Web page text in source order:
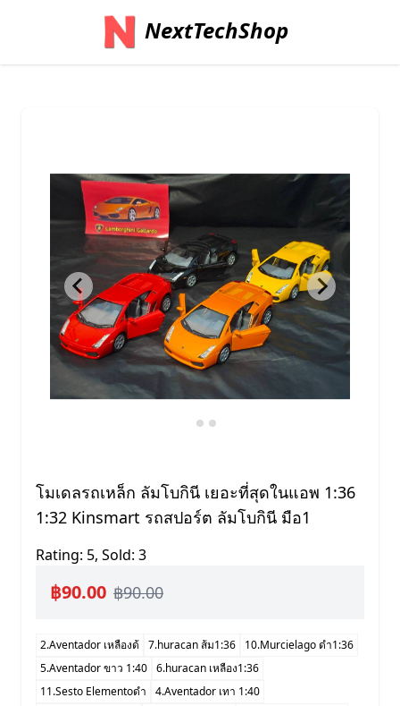
NextTechShop
โมเดลรถเหล็ก ลัมโบกินี เยอะที่สุดในแอพ 1:36
1:32 Kinsmart รถสปอร์ต ลัมโบกินี มือ1
Rating: 5, Sold: 3
฿90.00 ฿90.00
2.Aventador เหลืองด้ 7.huracan ส้ม1:36
10.Murcielago ดำ1:36
5.Aventador ขาว 1:40 6.huracan เหลือง1:36
11.Sesto Elementoดำ
4.Aventador เทา 1:40